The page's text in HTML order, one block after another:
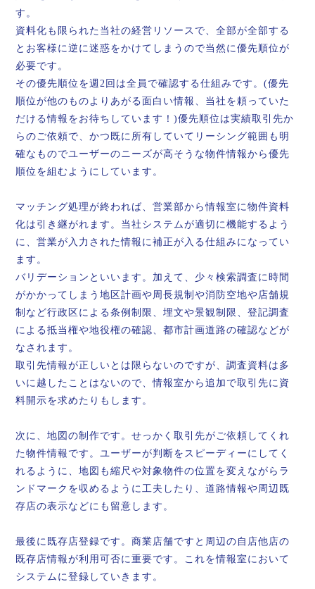
す。
資料化も限られた当社の経営リソースで、全部が全部する
とお客様に逆に迷惑をかけてしまうので当然に優先順位が
必要です。
その優先順位を週2回は全員で確認する仕組みです。(優先
順位が他のものよりあがる面白い情報、当社を頼っていた
だける情報をお待ちしています！)優先順位は実績取引先か
らのご依頼で、かつ既に所有していてリーシング範囲も明
確なものでユーザーのニーズが高そうな物件情報から優先
順位を組むようにしています。
マッチング処理が終われば、営業部から情報室に物件資料
化は引き継がれます。当社システムが適切に機能するよう
に、営業が入力された情報に補正が入る仕組みになってい
ます。
バリデーションといいます。加えて、少々検索調査に時間
がかかってしまう地区計画や周長規制や消防空地や店舗規
制など行政区による条例制限、埋文や景観制限、登記調査
による抵当権や地役権の確認、都市計画道路の確認などが
なされます。
取引先情報が正しいとは限らないのですが、調査資料は多
いに越したことはないので、情報室から追加で取引先に資
料開示を求めたりもします。
次に、地図の制作です。せっかく取引先がご依頼してくれ
た物件情報です。ユーザーが判断をスピーディーにしてく
れるように、地図も縮尺や対象物件の位置を変えながらラ
ンドマークを収めるように工夫したり、道路情報や周辺既
存店の表示などにも留意します。
最後に既存店登録です。商業店舗ですと周辺の自店他店の
既存店情報が利用可否に重要です。これを情報室において
システムに登録していきます。